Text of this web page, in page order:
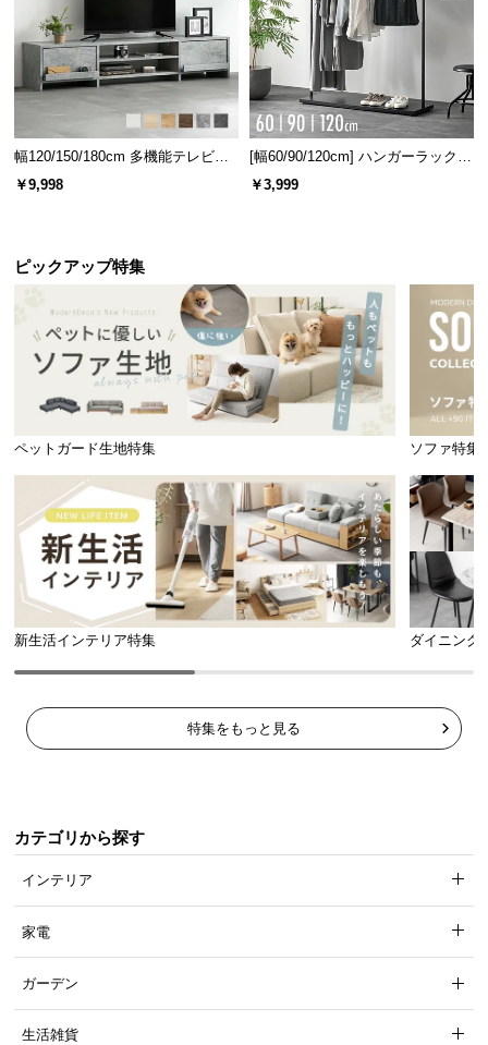
幅120/150/180cm 多機能テレビボ
ード 木目/石目調 オープン収納・
引き出し収納付き
￥9,998
[幅60/90/120cm] ハンガーラック
スチール 4段階高さ調節 サイドフ
ック オープンラック シンプル
￥3,999
ピックアップ特集
ペットガード生地特集 ソファ特集
新生活インテリア特集 ダイニング
特集をもっと見る
カテゴリから探す
インテリア
家電
ガーデン
生活雑貨